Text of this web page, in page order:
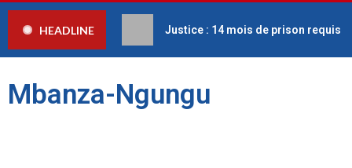
HEADLINE Justice : 14 mois de prison requis
Mbanza-Ngungu